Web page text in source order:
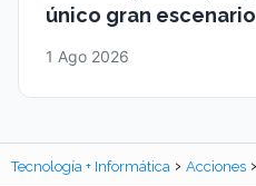
único gran escenario
1 Ago 2026
Tecnología + Informática Acciones